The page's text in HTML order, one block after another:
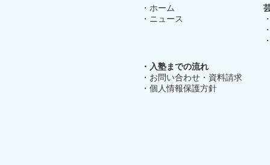
・ホーム
・ニュース
・入塾までの流れ
・お問い合わせ・資料請求
・個人情報保護方針